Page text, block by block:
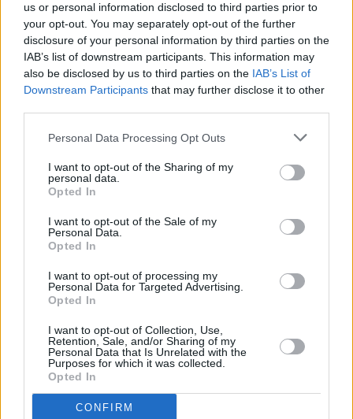
us or personal information disclosed to third parties prior to
your opt-out. You may separately opt-out of the further
disclosure of your personal information by third parties on the
IAB’s list of downstream participants. This information may
also be disclosed by us to third parties on the IAB’s List of
Downstream Participants that may further disclose it to other
Personal Data Processing Opt Outs
I want to opt-out of the Sharing of my
personal data.
Opted In
I want to opt-out of the Sale of my
Personal Data.
Opted In
I want to opt-out of processing my
Personal Data for Targeted Advertising.
Opted In
I want to opt-out of Collection, Use,
Retention, Sale, and/or Sharing of my
Personal Data that Is Unrelated with the
Purposes for which it was collected.
Opted In
CONFIRM